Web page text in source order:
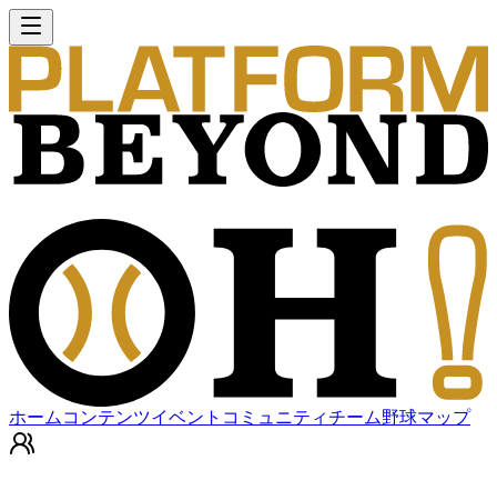
ホーム コンテンツイベント コミュニティチーム野球マップ